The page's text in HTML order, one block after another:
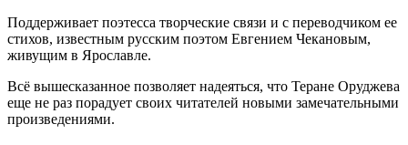
Поддерживает поэтесса творческие связи и с переводчиком ее
стихов, известным русским поэтом Евгением Чекановым,
живущим в Ярославле.
Всё вышесказанное позволяет надеяться, что Теране Оруджева
еще не раз порадует своих читателей новыми замечательными
произведениями.